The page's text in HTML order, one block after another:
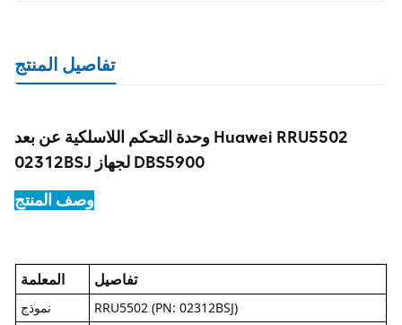
تفاصيل المنتج
وحدة التحكم اللاسلكية عن بعد Huawei RRU5502
02312BSJ لجهاز DBS5900
وصف المنتج
المعلمة تفاصيل
نموذج RRU5502 (PN: 02312BSJ)